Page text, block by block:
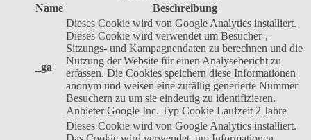
Name
Beschreibung
_ga
Dieses Cookie wird von Google Analytics installiert.
Dieses Cookie wird verwendet um Besucher-,
Sitzungs- und Kampagnendaten zu berechnen und die
Nutzung der Website für einen Analysebericht zu
erfassen. Die Cookies speichern diese Informationen
anonym und weisen eine zufällig generierte Nummer
Besuchern zu um sie eindeutig zu identifizieren.
Anbieter Google Inc. Typ Cookie Laufzeit 2 Jahre
Dieses Cookie wird von Google Analytics installiert.